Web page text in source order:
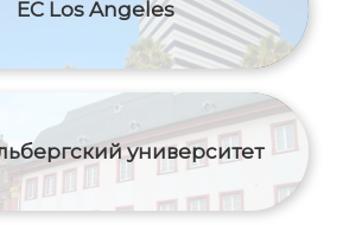
EC Los Angeles
университет